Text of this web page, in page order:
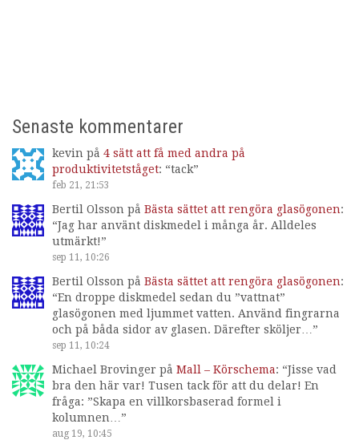
Senaste kommentarer
kevin på 4 sätt att få med andra på
produktivitetståget: “tack”
feb 21, 21:53
Bertil Olsson på Bästa sättet att rengöra glasögonen:
“Jag har använt diskmedel i många år. Alldeles
utmärkt!”
sep 11, 10:26
Bertil Olsson på Bästa sättet att rengöra glasögonen:
“En droppe diskmedel sedan du ”vattnat”
glasögonen med ljummet vatten. Använd fingrarna
och på båda sidor av glasen. Därefter sköljer… ”
sep 11, 10:24
Michael Brovinger på Mall – Körschema: “Jisse vad
bra den här var! Tusen tack för att du delar! En
fråga: ”Skapa en villkorsbaserad formel i
kolumnen… ”
aug 19, 10:45